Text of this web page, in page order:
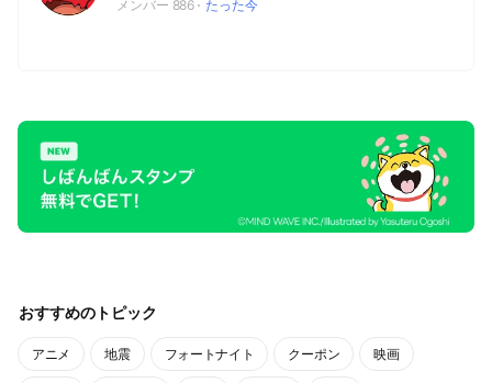
メンバー 886
たった今
おすすめのトピック
アニメ 地震 フォートナイト クーポン 映画